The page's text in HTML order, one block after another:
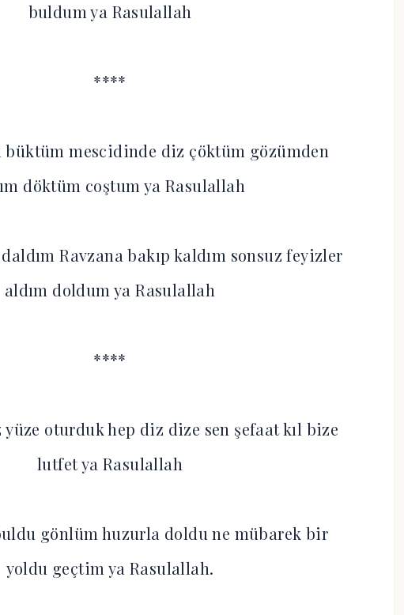
buldum ya Rasulallah
****
mescidinde diz çöktüm gözümden
döktüm coştum ya Rasulallah
Ravzana bakıp kaldım sonsuz feyizler
aldım doldum ya Rasulallah
****
yüze oturduk hep diz dize sen şefaat kıl bize
lutfet ya Rasulallah
gönlüm huzurla doldu ne mübarek bir
yoldu geçtim ya Rasulallah.